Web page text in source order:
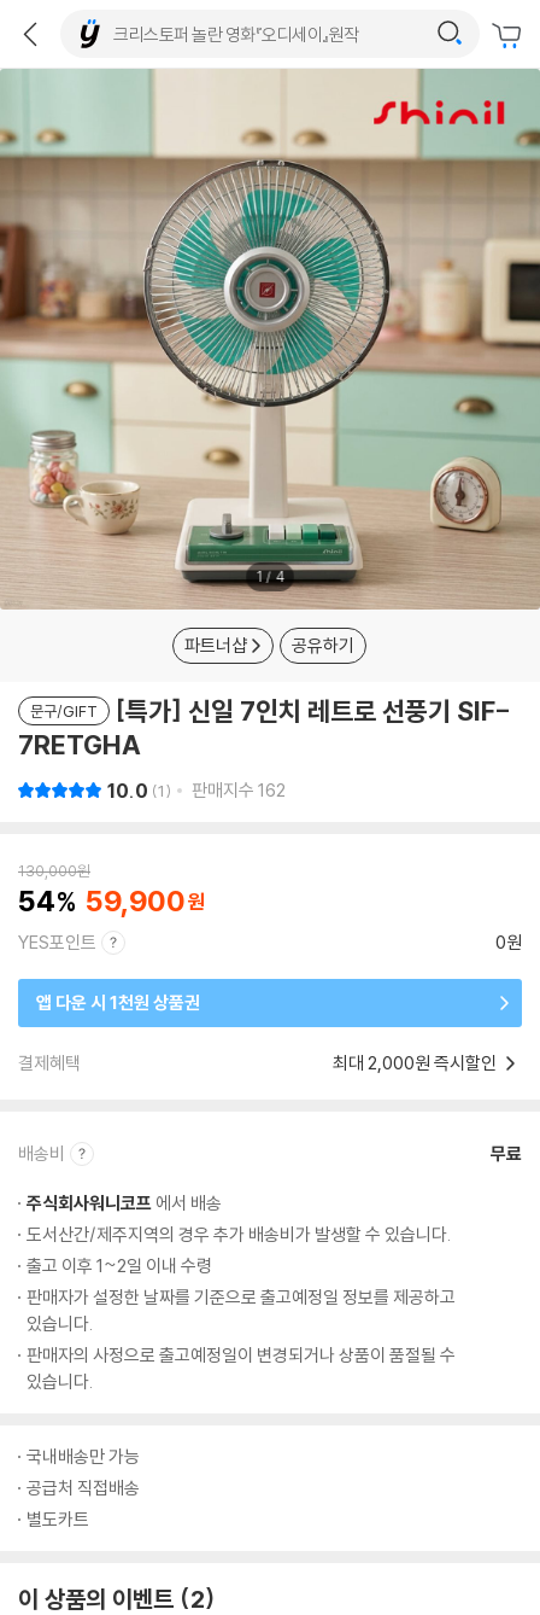
1/4
파트너샵 공유하기
문구/GIFT
[특가] 신일 7인치 레트로 선풍기 SIF-
7RETGHA
10.0 1 판매지수 162
130,000원
54 59,900
YES포인트 0원
앱 다운 시 1천원 상품권
결제혜택 최대 2,000원 즉시할인
배송비 무료
주식회사워니코프 에서 배송
도서산간/제주지역의 경우 추가 배송비가 발생할 수 있습니다.
출고 이후 1~2일 이내 수령
판매자가 설정한 날짜를 기준으로 출고예정일 정보를 제공하고
있습니다.
판매자의 사정으로 출고예정일이 변경되거나 상품이 품절될 수
있습니다.
국내배송만 가능
공급처 직접배송
별도카트
이 상품의 이벤트 2